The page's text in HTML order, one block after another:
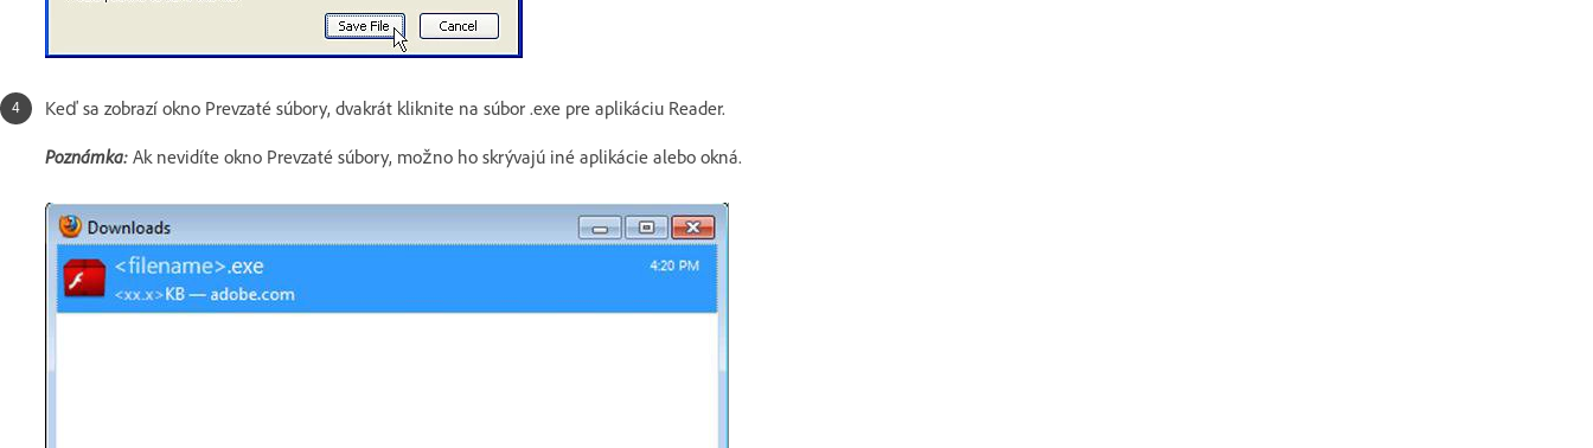
Keď sa zobrazí okno Prevzaté súbory, dvakrát kliknite na súbor .exe pre aplikáciu Reader.
Poznámka: Ak nevidíte okno Prevzaté súbory, možno ho skrývajú iné aplikácie alebo okná.